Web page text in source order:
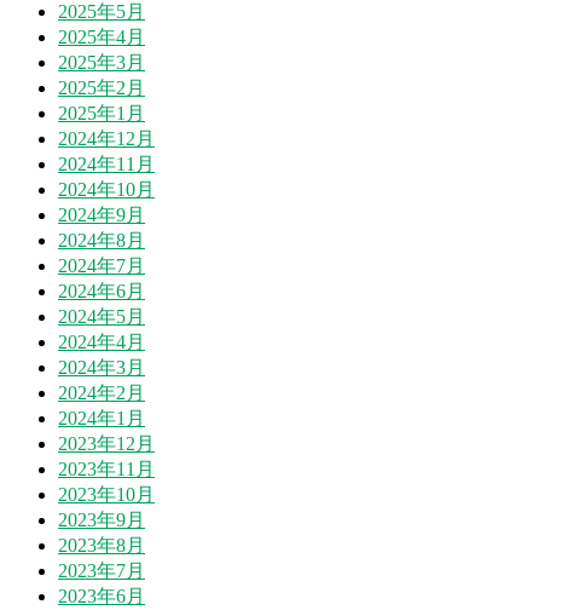
2025年5月
2025年4月
2025年3月
2025年2月
2025年1月
2024年12月
2024年11月
2024年10月
2024年9月
2024年8月
2024年7月
2024年6月
2024年5月
2024年4月
2024年3月
2024年2月
2024年1月
2023年12月
2023年11月
2023年10月
2023年9月
2023年8月
2023年7月
2023年6月